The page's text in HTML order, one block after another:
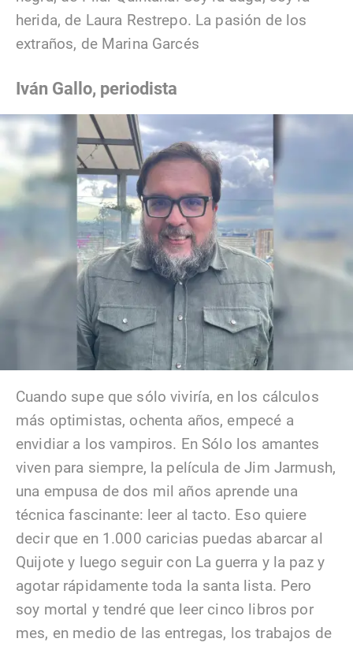
herida, de Laura Restrepo. La pasión de los
extraños, de Marina Garcés
Iván Gallo, periodista
Cuando supe que sólo viviría, en los cálculos
más optimistas, ochenta años, empecé a
envidiar a los vampiros. En Sólo los amantes
viven para siempre, la película de Jim Jarmush,
una empusa de dos mil años aprende una
técnica fascinante: leer al tacto. Eso quiere
decir que en 1.000 caricias puedas abarcar al
Quijote y luego seguir con La guerra y la paz y
agotar rápidamente toda la santa lista. Pero
soy mortal y tendré que leer cinco libros por
mes, en medio de las entregas, los trabajos de